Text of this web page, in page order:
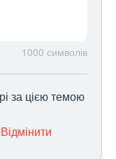
1000 символів
за цією темою
Відмінити